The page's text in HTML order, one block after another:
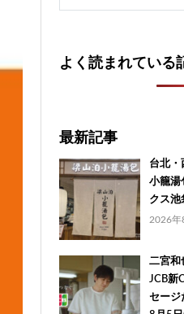
よく読まれている
最新記事
台北・
小籠湯
クス池
2026年
二宮和
JCB新
セージ